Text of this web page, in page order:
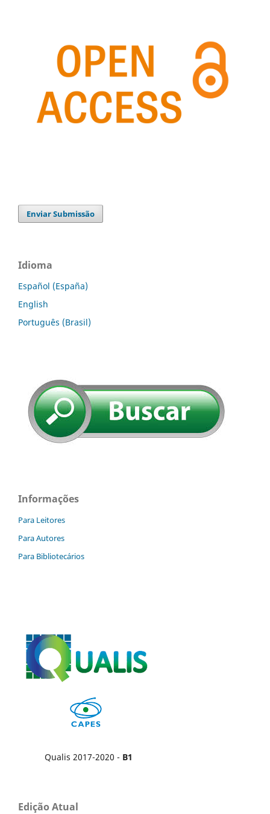
Enviar Submissão
Idioma
Español (España)
English
Português (Brasil)
Informações
Para Leitores
Para Autores
Para Bibliotecários
Qualis 2017-2020 - B1
Edição Atual